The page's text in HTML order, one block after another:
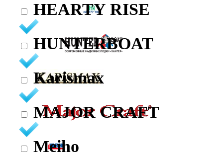
HEARTY RISE
HUNTERBOAT
Karismax
MAJOR CRAFT
Meiho